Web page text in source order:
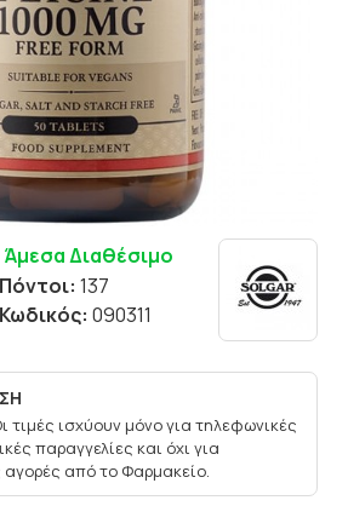
τιμές ισχύουν μόνο για τηλεφωνικές
παραγγελίες και όχι για
από το Φαρμακείο.
Άμεσα Διαθέσιμο
Πόντοι: 137
Κωδικός: 090311